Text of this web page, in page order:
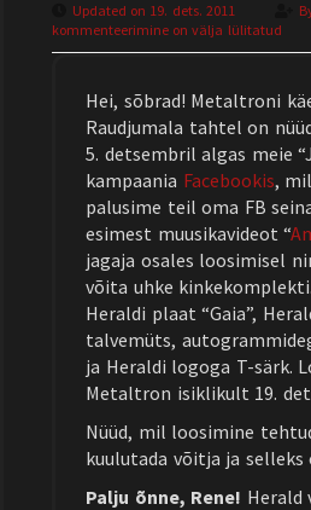
Updated on 19. dets. 2011
kommenteerimine on välja lülitatud
Hei, sõbrad! Metaltroni
Raudjumala tahtel on
5. detsembril algas meie
kampaania Facebookis,
palusime teil oma FB
esimest muusikavideot “
jagaja osales loosimisel
võita uhke
Heraldi plaat “Gaia”,
talvemüts,
ja Heraldi logoga T-särk.
Metaltron isiklikult 19.
Nüüd, mil loosimine
kuulutada võitja ja selleks
Palju õnne, Rene! Herald